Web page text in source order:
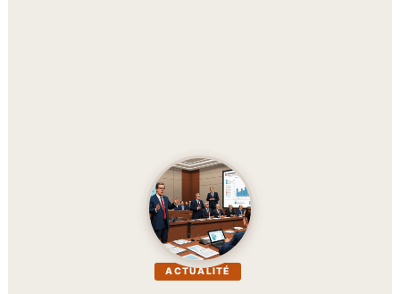
ACTUALITÉ